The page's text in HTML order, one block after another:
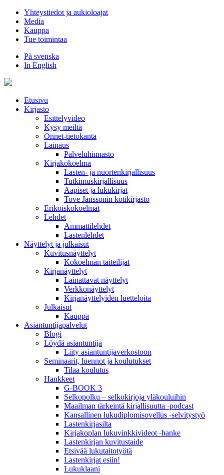
Hyppää
sisältöön
Yhteystiedot ja aukioloajat
Media
Kauppa
Tue toimintaa
På svenska
In English
Etusivu
Kirjasto
Esittelyvideo
Kysy meiltä
Onnet-tietokanta
Lainaus
Palveluhinnasto
Kirjakokoelma
Lasten- ja nuortenkirjallisuus
Tutkimuskirjallisuus
Aapiset ja lukukirjat
Tove Janssonin kotikirjasto
Erikoiskokoelmat
Lehdet
Ammattilehdet
Lastenlehdet
Näyttelyt ja julkaisut
Kuvitusnäyttelyt
Kokoelman taiteilijat
Kirjanäyttelyt
Lainattavat näyttelyt
Verkkonäyttelyt
Kirjanäyttelyiden luetteloita
Julkaisut
Kauppa
Asiantuntija­palvelut
Blogi
Löydä asiantuntija
Liity asiantuntijaverkostoon
Seminaarit, luennot ja koulutukset
Tilaa koulutus
Hankkeet
G-BOOK 3
Selkopolku – selkokirjoja yläkouluihin
Maailman tärkeintä kirjallisuutta -podcast
Kansallinen lukudiplomisovellus -selvitystyö
Lastenkirjasilta
Kirjakoplan lukuvinkkivideot -hanke
Lastenkirjan kuvitustaide
Etsivää lukutaitotyötä
Lastenkirjat esiin!
Lukuklaani